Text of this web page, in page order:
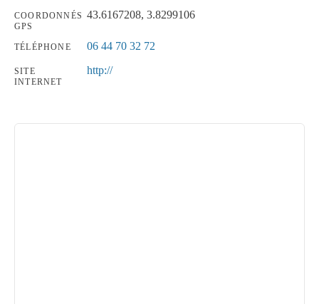
COORDONNÉS
GPS
43.6167208, 3.8299106
TÉLÉPHONE 06 44 70 32 72
SITE
INTERNET
http://